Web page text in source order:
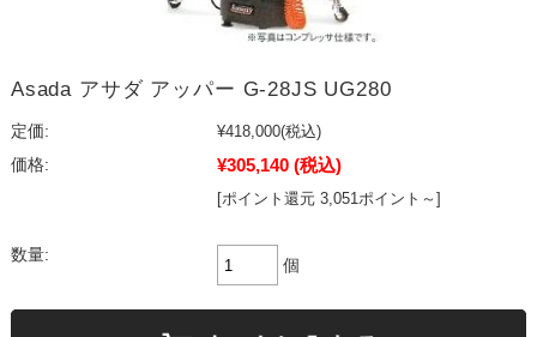
Asada アサダ アッパー G-28JS UG280
定価: ¥418,000(税込)
価格:
¥305,140 (税込)
[ポイント還元 3,051ポイント～]
数量:
個